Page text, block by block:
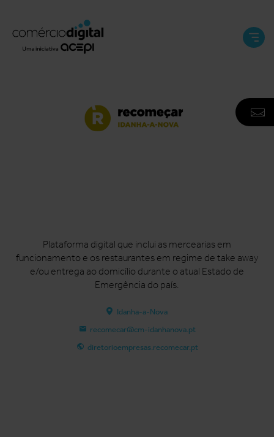
e
Plataforma digital que inclui as mercearias em
funcionamento e os restaurantes em regime de take away
e/ou entrega ao domicílio durante o atual Estado de
Emergência do país.
Idanha-a-Nova
recomecar@cm-idanhanova.pt
diretorioempresas.recomecar.pt